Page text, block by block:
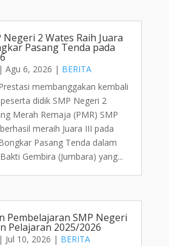
Negeri 2 Wates Raih Juara
Pasang Tenda pada
| Agu 6, 2026 | BERITA
membanggakan kembali
didik SMP Negeri 2
Merah Remaja (PMR) SMP
meraih Juara III pada
Pasang Tenda dalam
Gembira (Jumbara) yang...
Pembelajaran SMP Negeri
Pelajaran 2025/2026
| Jul 10, 2026 | BERITA